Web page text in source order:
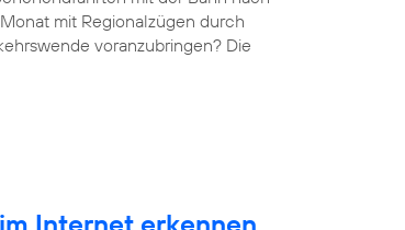
mit Regionalzügen durch
voranzubringen? Die
Internet erkennen